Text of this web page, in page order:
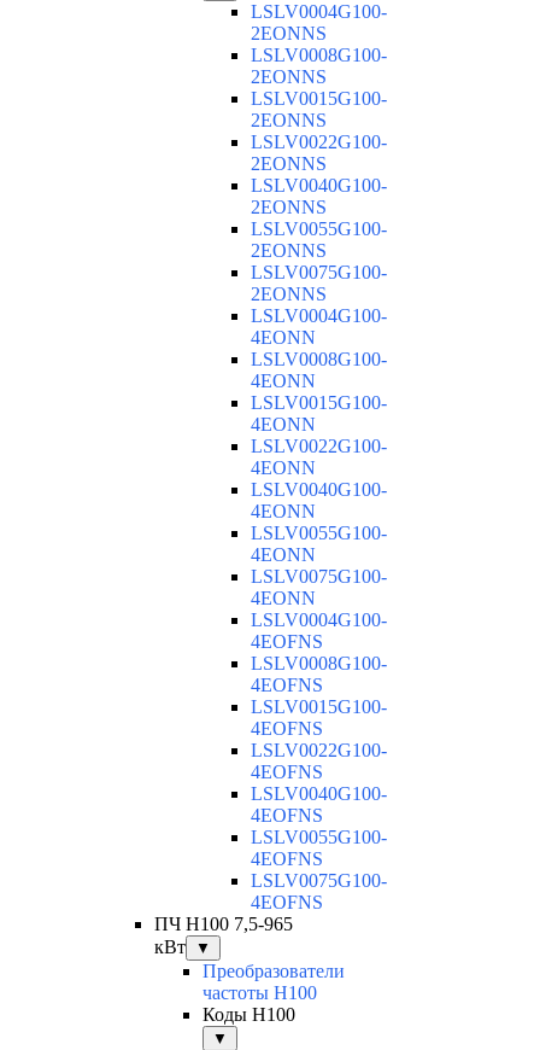
LSLV0004G100-
2EONNS
LSLV0008G100-
2EONNS
LSLV0015G100-
2EONNS
LSLV0022G100-
2EONNS
LSLV0040G100-
2EONNS
LSLV0055G100-
2EONNS
LSLV0075G100-
2EONNS
LSLV0004G100-
4EONN
LSLV0008G100-
4EONN
LSLV0015G100-
4EONN
LSLV0022G100-
4EONN
LSLV0040G100-
4EONN
LSLV0055G100-
4EONN
LSLV0075G100-
4EONN
LSLV0004G100-
4EOFNS
LSLV0008G100-
4EOFNS
LSLV0015G100-
4EOFNS
LSLV0022G100-
4EOFNS
LSLV0040G100-
4EOFNS
LSLV0055G100-
4EOFNS
LSLV0075G100-
4EOFNS
ПЧ H100 7,5-965
кВт
▼
Преобразователи
частоты H100
Коды H100
▼